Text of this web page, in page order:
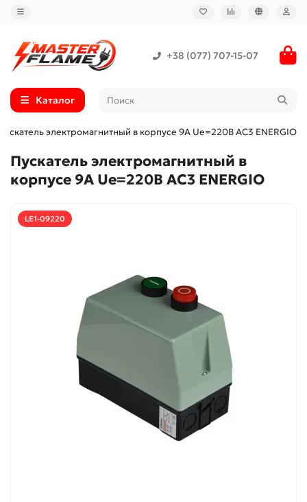
+38 (077) 707-15-07
Каталог
электромагнитный в корпусе 9А Ue=220В AC3 ENERGIO
Пускатель электромагнитный в
корпусе 9А Ue=220В AC3 ENERGIO
LE1-09220